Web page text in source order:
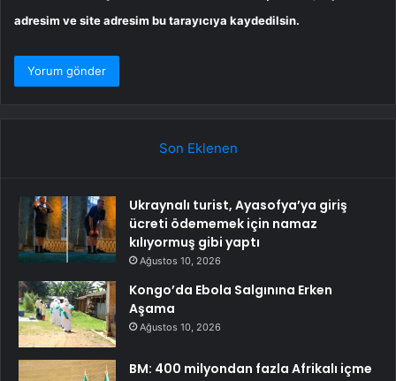
adresim ve site adresim bu tarayıcıya kaydedilsin.
Son Eklenen
Ukraynalı turist, Ayasofya’ya giriş
ücreti ödememek için namaz
kılıyormuş gibi yaptı
Ağustos 10, 2026
Kongo’da Ebola Salgınına Erken
Aşama
Ağustos 10, 2026
BM: 400 milyondan fazla Afrikalı içme